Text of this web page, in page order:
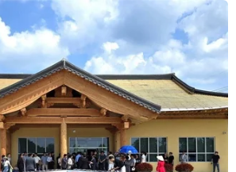
tăng trưởng chậm hơn
2022
thế giới được cho là sẽ tăng trưởng